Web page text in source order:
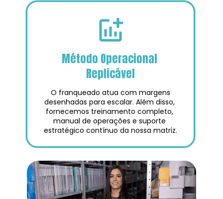
Método Operacional
Replicável
desenhadas para escalar. Além disso,
fornecemos treinamento completo,
manual de operações e suporte
estratégico contínuo da nossa matriz.